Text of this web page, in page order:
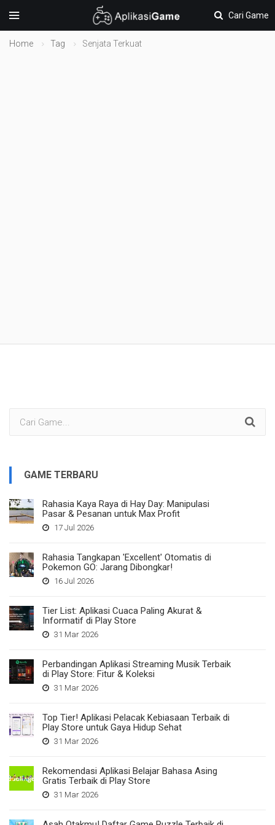
Cari Game
Home Tag Senjata Terkuat
GAME TERBARU
Rahasia Kaya Raya di Hay Day: Manipulasi
Pasar & Pesanan untuk Max Profit
17 Jul 2026
Rahasia Tangkapan 'Excellent' Otomatis di
Pokemon GO: Jarang Dibongkar!
16 Jul 2026
Tier List: Aplikasi Cuaca Paling Akurat &
Informatif di Play Store
31 Mar 2026
Perbandingan Aplikasi Streaming Musik Terbaik
di Play Store: Fitur & Koleksi
31 Mar 2026
Top Tier! Aplikasi Pelacak Kebiasaan Terbaik di
Play Store untuk Gaya Hidup Sehat
31 Mar 2026
Rekomendasi Aplikasi Belajar Bahasa Asing
Gratis Terbaik di Play Store
31 Mar 2026